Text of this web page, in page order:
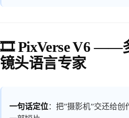
🎞️ PixVerse V6 ——
镜头语言专家
一句话定位：把”摄影机”交还给